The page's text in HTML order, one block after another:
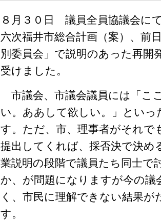
８月３０日 議員全員協議会に
六次福井市総合計画（案）、前
別委員会」で説明のあった再開
受けました。
市議会、市議会議員には「こ
い。ああして欲しい。」といっ
す。ただ、市、理事者がそれで
提出してくれば、採否決で決め
業説明の段階で議員たち同士で
か、が問題になりますが今の
く、市民に理解できない結果
す。